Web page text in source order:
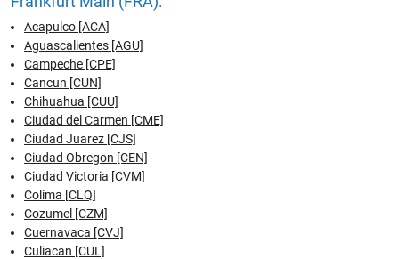
Acapulco [ACA]
Aguascalientes [AGU]
Campeche [CPE]
Cancun [CUN]
Chihuahua [CUU]
Ciudad del Carmen [CME]
Ciudad Juarez [CJS]
Ciudad Obregon [CEN]
Ciudad Victoria [CVM]
Colima [CLQ]
Cozumel [CZM]
Cuernavaca [CVJ]
Culiacan [CUL]